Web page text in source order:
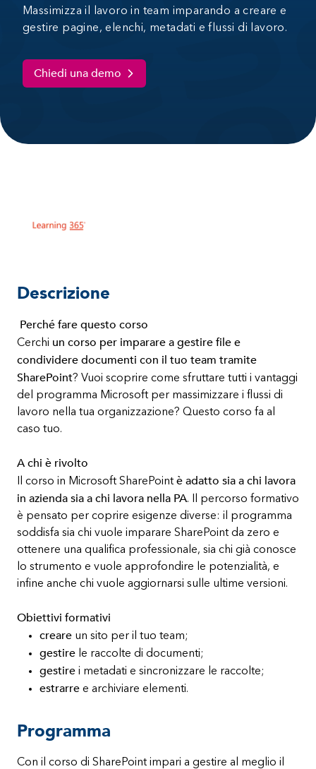
Massimizza il lavoro in team imparando a creare e
gestire pagine, elenchi, metadati e flussi di lavoro.
Chiedi una demo
Descrizione
Perché fare questo corso
Cerchi un corso per imparare a gestire file e
condividere documenti con il tuo team tramite
SharePoint? Vuoi scoprire come sfruttare tutti i vantaggi
del programma Microsoft per massimizzare i flussi di
lavoro nella tua organizzazione? Questo corso fa al
caso tuo.
A chi è rivolto
Il corso in Microsoft SharePoint è adatto sia a chi lavora
in azienda sia a chi lavora nella PA. Il percorso formativo
è pensato per coprire esigenze diverse: il programma
soddisfa sia chi vuole imparare SharePoint da zero e
ottenere una qualifica professionale, sia chi già conosce
lo strumento e vuole approfondire le potenzialità, e
infine anche chi vuole aggiornarsi sulle ultime versioni.
Obiettivi formativi
creare un sito per il tuo team;
gestire le raccolte di documenti;
gestire i metadati e sincronizzare le raccolte;
estrarre e archiviare elementi.
Programma
Con il corso di SharePoint impari a gestire al meglio il